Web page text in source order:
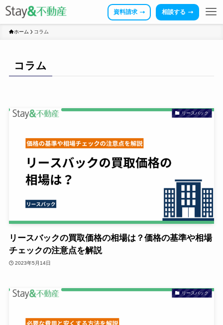
資料請求 相談する
ホーム コラム
コラム
リースバック
リースバックの買取価格の相場は？価格の基準や相場
チェックの注意点を解説
2023年5月14日
リースバック